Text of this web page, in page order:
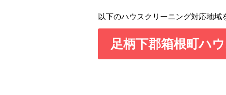
以下のハウスクリーニング対応地域
足柄下郡箱根町ハ